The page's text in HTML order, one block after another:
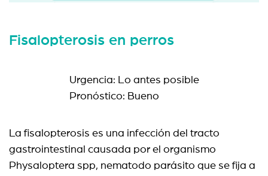
Fisalopterosis en perros
Urgencia: Lo antes posible
Pronóstico: Bueno
La fisalopterosis es una infección del tracto
gastrointestinal causada por el organismo
Physaloptera spp, nematodo parásito que se fija a